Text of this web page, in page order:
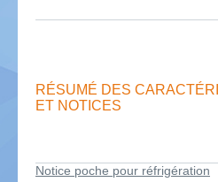
RÉSUMÉ DES
ET NOTICES
Notice poche pour réfrigération